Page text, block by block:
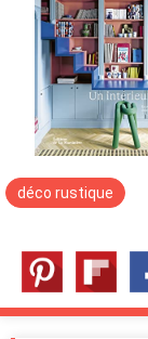
déco rustique